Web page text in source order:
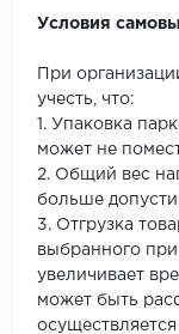
Условия
При
учесть, что:
1. Упаковка
может не
2. Общий вес
больше
3. Отгрузка
выбранного при
увеличивает
может быть